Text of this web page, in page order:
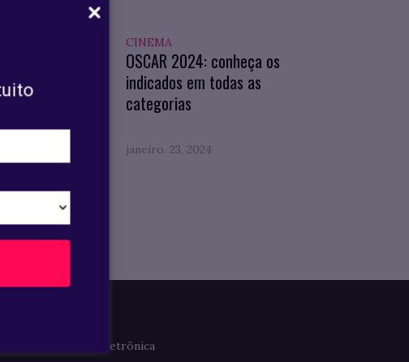
a Lei Geral
CINEMA
OSCAR 2024: conheça os
indicados em todas as
categorias
janeiro. 23, 2024
Clipagem Eletrônica